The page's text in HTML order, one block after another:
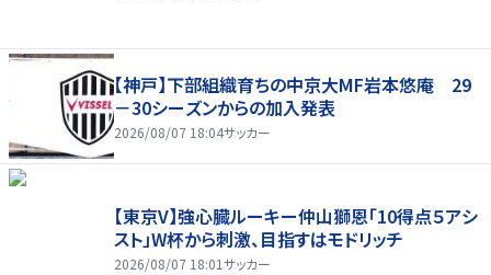
【神戸】下部組織育ちの中京大MF岩本悠庵 29
－30シーズンからの加入発表
2026/08/07 18:04サッカー
【東京V】強心臓ルーキー仲山獅恩「10得点５アシ
スト」W杯から刺激、目指すはモドリッチ
2026/08/07 18:01サッカー